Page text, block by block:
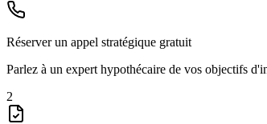
Réserver un appel stratégique gratuit
Parlez à un expert hypothécaire de vos objectifs
2